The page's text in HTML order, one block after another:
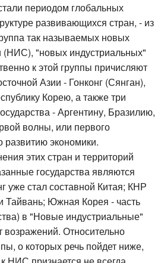
периодом глобальных
развивающихся стран, - из
так называемых новых
(НИС), "новых индустриальных"
к этой группы причисляют
Азии - Гонконг (Сянган),
Корею, а также три
- Аргентину, Бразилию,
волны, или первого
экономики.
этих стран и территорий
государства являются
уже стал составной Китая; КНР
Тайвань; Южная Корея - часть
в "Новые индустриальные"
возражений. Относительно
о которых речь пойдет ниже,